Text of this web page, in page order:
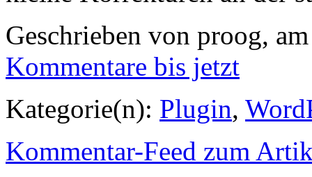
Geschrieben von proog,
Kommentare bis jetzt
Kategorie(n): Plugin,
Kommentar-Feed zum